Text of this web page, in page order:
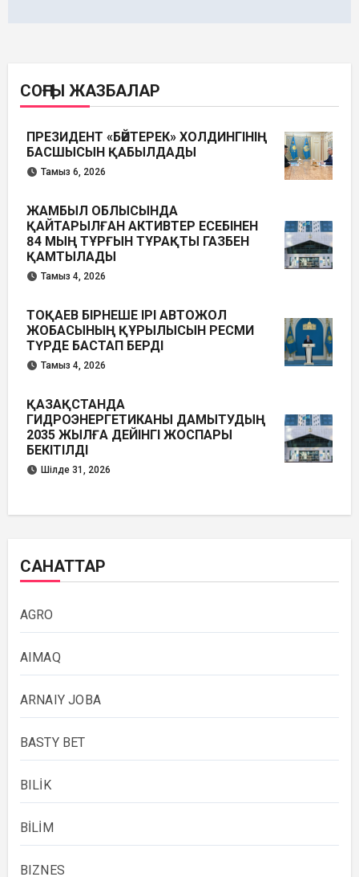
СОҢҒЫ ЖАЗБАЛАР
ПРЕЗИДЕНТ «БӘЙТЕРЕК» ХОЛДИНГІНІҢ
БАСШЫСЫН ҚАБЫЛДАДЫ
Тамыз 6, 2026
ЖАМБЫЛ ОБЛЫСЫНДА
ҚАЙТАРЫЛҒАН АКТИВТЕР ЕСЕБІНЕН
84 МЫҢ ТҰРҒЫН ТҰРАҚТЫ ГАЗБЕН
ҚАМТЫЛАДЫ
Тамыз 4, 2026
ТОҚАЕВ БІРНЕШЕ ІРІ АВТОЖОЛ
ЖОБАСЫНЫҢ ҚҰРЫЛЫСЫН РЕСМИ
ТҮРДЕ БАСТАП БЕРДІ
Тамыз 4, 2026
ҚАЗАҚСТАНДА
ГИДРОЭНЕРГЕТИКАНЫ ДАМЫТУДЫҢ
2035 ЖЫЛҒА ДЕЙІНГІ ЖОСПАРЫ
БЕКІТІЛДІ
Шілде 31, 2026
САНАТТАР
AGRO
AIMAQ
ARNAIY JOBA
BASTY BET
BILİK
BİLİM
BIZNES